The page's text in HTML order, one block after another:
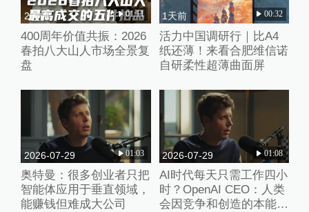
2天前 01:11
400周年价值共振：2026
春拍八大山人市场全景复
盘
1天前 00:32
活力中国调研行｜比A4
纸还薄！来看合肥维信诺
自研柔性超薄曲面屏
2026-07-29 01:03
奥特曼：很多创业者只把
智能体应用于垂直领域，
能赚钱但难成大公司
2026-07-29 01:08
AI时代每天只需工作四小
时？OpenAI CEO：人类
会因竞争和创造的本能忙